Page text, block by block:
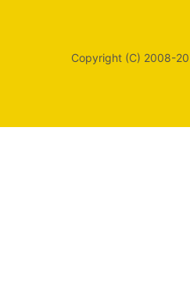
Copyright (C) 2008-